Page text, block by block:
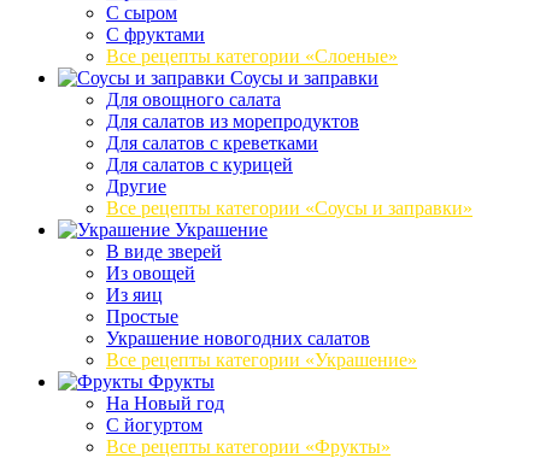
С сыром
С фруктами
Все рецепты категории «Слоеные»
Соусы и заправки
Для овощного салата
Для салатов из морепродуктов
Для салатов с креветками
Для салатов с курицей
Другие
Все рецепты категории «Соусы и заправки»
Украшение
В виде зверей
Из овощей
Из яиц
Простые
Украшение новогодних салатов
Все рецепты категории «Украшение»
Фрукты
На Новый год
С йогуртом
Все рецепты категории «Фрукты»